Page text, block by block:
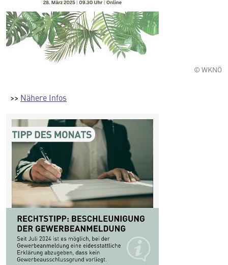
© WKNÖ
>> Nähere Infos